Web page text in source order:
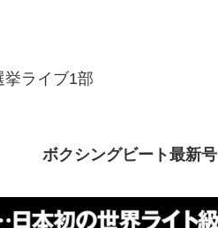
イブ1部
ボクシングビート最新号